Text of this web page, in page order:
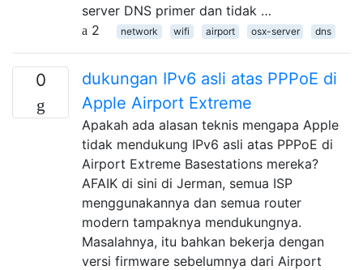
server DNS primer dan tidak …
2
network wifi airport osx-server dns
0
dukungan IPv6 asli atas PPPoE di
Apple Airport Extreme
Apakah ada alasan teknis mengapa Apple
tidak mendukung IPv6 asli atas PPPoE di
Airport Extreme Basestations mereka?
AFAIK di sini di Jerman, semua ISP
menggunakannya dan semua router
modern tampaknya mendukungnya.
Masalahnya, itu bahkan bekerja dengan
versi firmware sebelumnya dari Airport